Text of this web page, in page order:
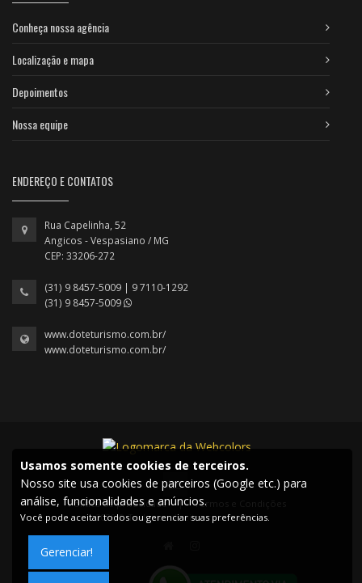
Conheça nossa agência
Localização e mapa
Depoimentos
Nossa equipe
ENDEREÇO E CONTATOS
Rua Capelinha, 52
Angicos - Vespasiano / MG
CEP: 33206-272
(31) 9 8457-5009 | 9 7110-1292
(31) 9 8457-5009
www.doteturismo.com.br/
www.doteturismo.com.br/
Política de privacidade |
Termos e Condições
2026 © Todos os direitos reservados.
Usamos somente cookies de terceiros.
Nosso site usa cookies de parceiros (Google etc.) para
análise, funcionalidades e anúncios.
Você pode aceitar todos ou gerenciar suas preferências.
Gerenciar!